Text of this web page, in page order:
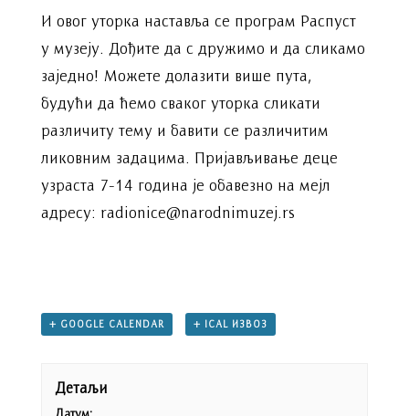
И овог уторка наставља се програм Распуст
у музеју. Дођите да с дружимо и да сликамо
заједно! Можете долазити више пута,
будући да ћемо сваког уторка сликати
различиту тему и бавити се различитим
ликовним задацима. Пријављивање деце
узраста 7-14 година је обавезно на мејл
адресу: radionice@narodnimuzej.rs
+ GOOGLE CALENDAR + ICAL ИЗВОЗ
Детаљи
Датум: